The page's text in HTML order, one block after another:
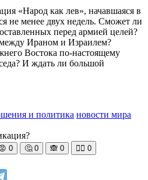
«Народ как лев», начавшаяся в
не менее двух недель. Сможет ли
перед армией целей?
Ираном и Израилем?
Востока по-настоящему
И ждать ли большой
и политика новости мира
0 🤔 0 🙈 0 🧘‍♀️ 0